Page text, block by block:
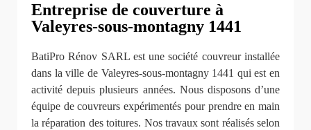
Entreprise de couverture à
Valeyres-sous-montagny 1441
BatiPro Rénov SARL est une société couvreur installée
dans la ville de Valeyres-sous-montagny 1441 qui est en
activité depuis plusieurs années. Nous disposons d’une
équipe de couvreurs expérimentés pour prendre en main
la réparation des toitures. Nos travaux sont réalisés selon